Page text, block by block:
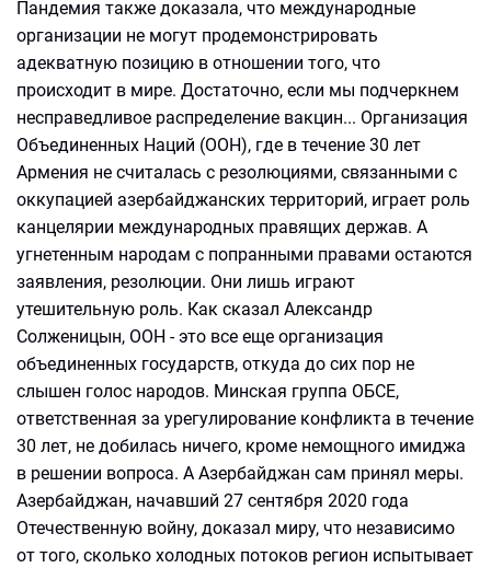
Пандемия также доказала, что международные
организации не могут продемонстрировать
адекватную позицию в отношении того, что
происходит в мире. Достаточно, если мы подчеркнем
несправедливое распределение вакцин... Организация
Объединенных Наций (ООН), где в течение 30 лет
Армения не считалась с резолюциями, связанными с
оккупацией азербайджанских территорий, играет роль
канцелярии международных правящих держав. А
угнетенным народам с попранными правами остаются
заявления, резолюции. Они лишь играют
утешительную роль. Как сказал Александр
Солженицын, ООН - это все еще организация
объединенных государств, откуда до сих пор не
слышен голос народов. Минская группа ОБСЕ,
ответственная за урегулирование конфликта в течение
30 лет, не добилась ничего, кроме немощного имиджа
в решении вопроса. А Азербайджан сам принял меры.
Азербайджан, начавший 27 сентября 2020 года
Отечественную войну, доказал миру, что независимо
от того, сколько холодных потоков регион испытывает